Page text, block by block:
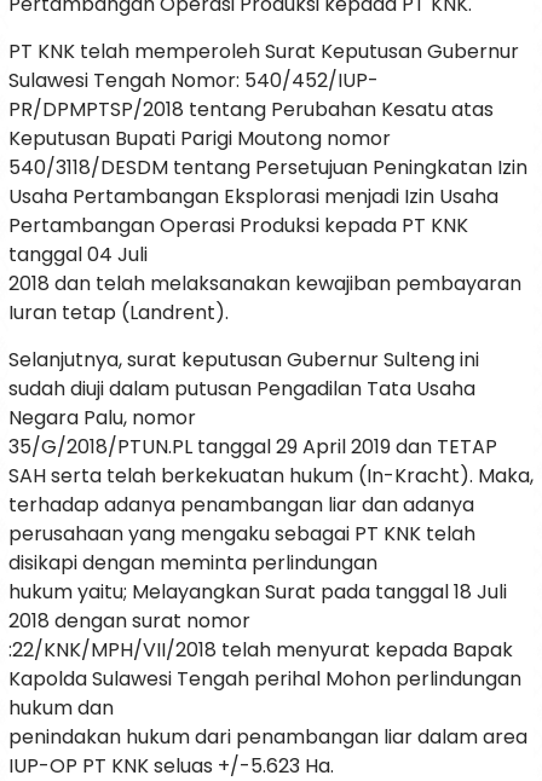
PT KNK telah memperoleh Surat Keputusan Gubernur
Sulawesi Tengah Nomor: 540/452/IUP-
PR/DPMPTSP/2018 tentang Perubahan Kesatu atas
Keputusan Bupati Parigi Moutong nomor
540/3118/DESDM tentang Persetujuan Peningkatan Izin
Usaha Pertambangan Eksplorasi menjadi Izin Usaha
Pertambangan Operasi Produksi kepada PT KNK
tanggal 04 Juli
2018 dan telah melaksanakan kewajiban pembayaran
Iuran tetap (Landrent).
Selanjutnya, surat keputusan Gubernur Sulteng ini
sudah diuji dalam putusan Pengadilan Tata Usaha
Negara Palu, nomor
35/G/2018/PTUN.PL tanggal 29 April 2019 dan TETAP
SAH serta telah berkekuatan hukum (In-Kracht). Maka,
terhadap adanya penambangan liar dan adanya
perusahaan yang mengaku sebagai PT KNK telah
disikapi dengan meminta perlindungan
hukum yaitu; Melayangkan Surat pada tanggal 18 Juli
2018 dengan surat nomor
:22/KNK/MPH/VII/2018 telah menyurat kepada Bapak
Kapolda Sulawesi Tengah perihal Mohon perlindungan
hukum dan
penindakan hukum dari penambangan liar dalam area
IUP-OP PT KNK seluas +/-5.623 Ha.